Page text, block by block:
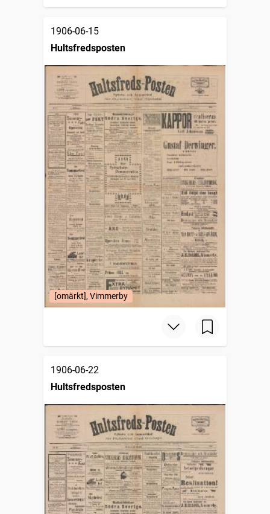
1906-06-15
Hultsfredsposten
[omärkt], Vimmerby
1906-06-22
Hultsfredsposten